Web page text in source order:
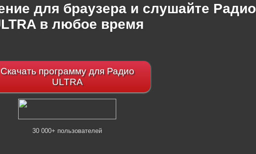
для браузера и слушайте Радио
в любое время
Скачать программу для Радио
ULTRA
30 000+ пользователей